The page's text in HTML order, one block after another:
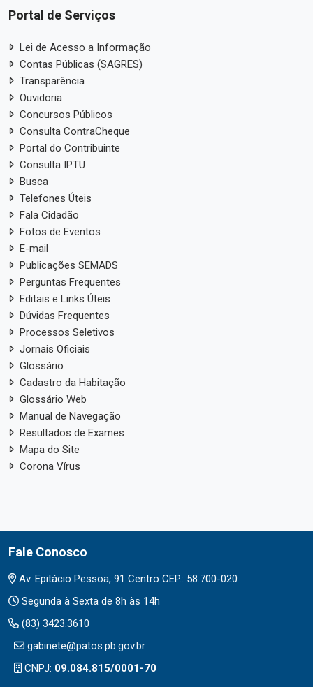
Portal de Serviços
Lei de Acesso a Informação
Contas Públicas (SAGRES)
Transparência
Ouvidoria
Concursos Públicos
Consulta ContraCheque
Portal do Contribuinte
Consulta IPTU
Busca
Telefones Úteis
Fala Cidadão
Fotos de Eventos
E-mail
Publicações SEMADS
Perguntas Frequentes
Editais e Links Úteis
Dúvidas Frequentes
Processos Seletivos
Jornais Oficiais
Glossário
Cadastro da Habitação
Glossário Web
Manual de Navegação
Resultados de Exames
Mapa do Site
Corona Vírus
Fale Conosco
Av. Epitácio Pessoa, 91 Centro CEP.: 58.700-020
Segunda à Sexta de 8h às 14h
(83) 3423.3610
gabinete@patos.pb.gov.br
CNPJ: 09.084.815/0001-70